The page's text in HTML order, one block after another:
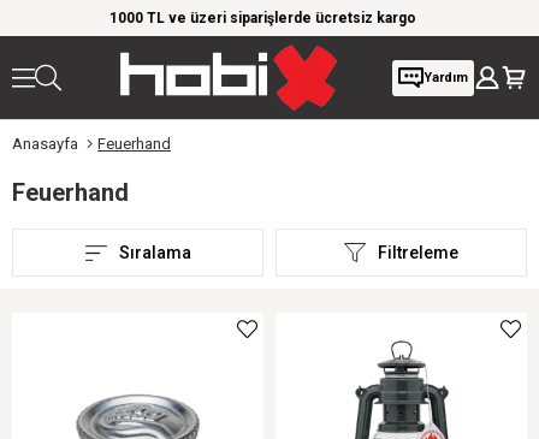
ücretsiz kargo Giyim Ürünlerinde %20'ye Varan İndirim!
Yardım
Anasayfa Feuerhand
Feuerhand
Filtreleme
Sıralama